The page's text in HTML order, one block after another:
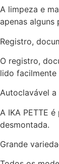
A limpeza e
apenas alguns
Registro,
O registro,
lido facilmente
Autoclavável a
A IKA PETTE
desmontada.
Grande